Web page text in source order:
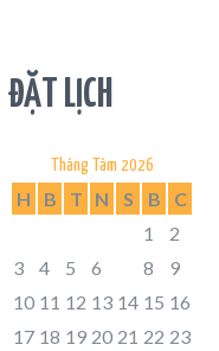
ĐẶT LỊCH
Tháng Tám 2026
H B T N S B
C
1
2
3
4 5 6 8
9
10 11 12 13 14 15 16
17 18 19 20 21 22 23